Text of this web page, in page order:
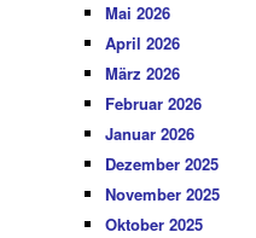
Mai 2026
April 2026
März 2026
Februar 2026
Januar 2026
Dezember 2025
November 2025
Oktober 2025